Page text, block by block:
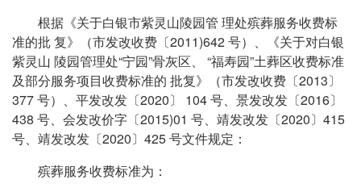
根据《关于白银市紫灵山陵园管 理处殡葬服务收费标
准的批 复》（市发改收费〔2011)642 号）、《关于对白银
紫灵山 陵园管理处“宁园”骨灰区、 “福寿园”土葬区收费标准
及部分服务项目收费标准的 批复》（市发改收费〔2013〕
377 号）、平发改发〔2020〕 104 号、景发改发〔2016〕
438 号、会发改价字〔2015)01 号、靖发改发〔2020〕415
号、靖发改发〔2020〕425 号文件规定：
殡葬服务收费标准为：